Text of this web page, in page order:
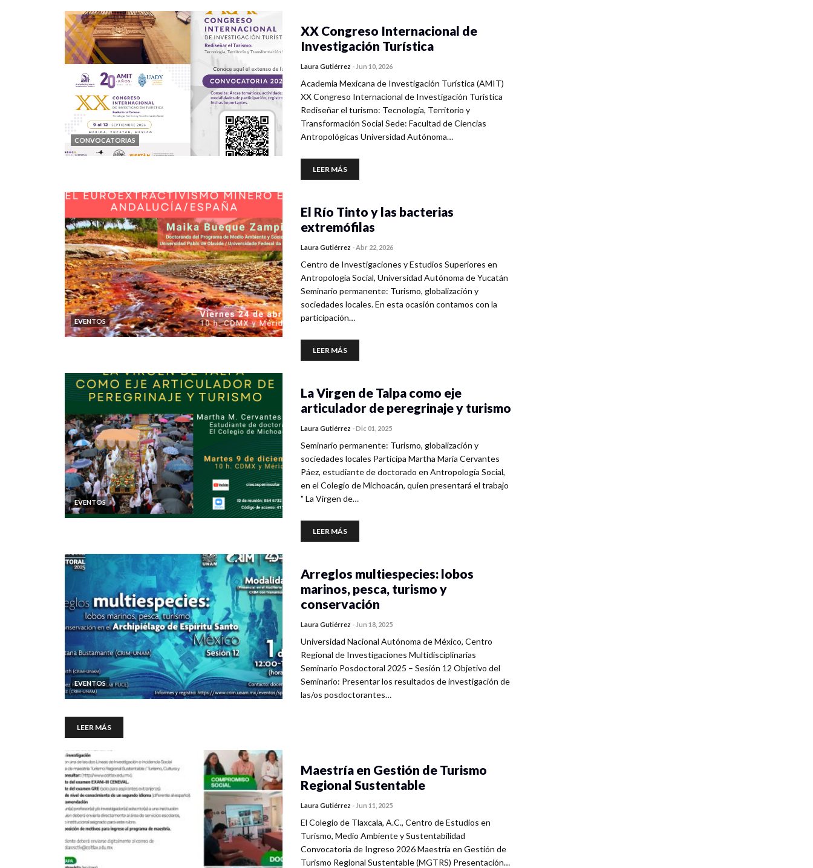
CONVOCATORIAS
XX Congreso Internacional de
Investigación Turística
Laura Gutiérrez - Jun 10, 2026
Academia Mexicana de Investigación Turística (AMIT)
XX Congreso Internacional de Investigación Turística
Rediseñar el turismo: Tecnología, Territorio y
Transformación Social Sede: Facultad de Ciencias
Antropológicas Universidad Autónoma…
LEER MÁS
EVENTOS
El Río Tinto y las bacterias
extremófilas
Laura Gutiérrez -Abr 22, 2026
Centro de Investigaciones y Estudios Superiores en
Antropología Social, Universidad Autónoma de Yucatán
Seminario permanente: Turismo, globalización y
sociedades locales. En esta ocasión contamos con la
participación…
LEER MÁS
EVENTOS
La Virgen de Talpa como eje
articulador de peregrinaje y turismo
Laura Gutiérrez -Dic 01, 2025
Seminario permanente: Turismo, globalización y
sociedades locales Participa Martha María Cervantes
Páez, estudiante de doctorado en Antropología Social,
en el Colegio de Michoacán, quien presentará el trabajo
" La Virgen de…
LEER MÁS
EVENTOS
Arreglos multiespecies: lobos
marinos, pesca, turismo y
conservación
Laura Gutiérrez - Jun 18, 2025
Universidad Nacional Autónoma de México, Centro
Regional de Investigaciones Multidisciplinarias
Seminario Posdoctoral 2025 – Sesión 12 Objetivo del
Seminario: Presentar los resultados de investigación de
las/os posdoctorantes…
LEER MÁS
Maestría en Gestión de Turismo
Regional Sustentable
Laura Gutiérrez - Jun 11, 2025
El Colegio de Tlaxcala, A.C., Centro de Estudios en
Turismo, Medio Ambiente y Sustentabilidad
Convocatoria de Ingreso 2026 Maestría en Gestión de
Turismo Regional Sustentable (MGTRS) Presentación…